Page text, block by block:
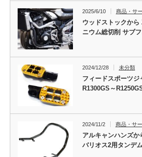
2025/6/10 商品・サ
ウッドストックから
ニウム総切削 サブ
2024/12/28 未分類
フィードスポーツジ
R1300GS～
2024/11/2 商品・サ
アルキャンハンズ
バリオス2用タンデ